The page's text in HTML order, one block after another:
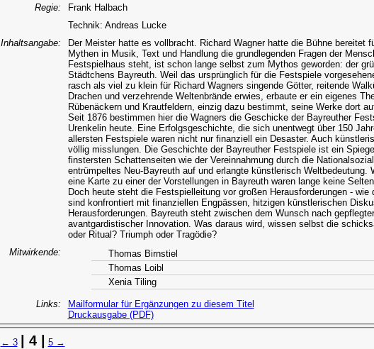
Regie:
Frank Halbach
Technik: Andreas Lucke
Inhaltsangabe:
Der Meister hatte es vollbracht. Richard Wagner hatte die Bühne bereitet
Mythen in Musik, Text und Handlung die grundlegenden Fragen der
Festspielhaus steht, ist schon lange selbst zum Mythos geworden: der
Städtchens Bayreuth. Weil das ursprünglich für die Festspiele
rasch als viel zu klein für Richard Wagners singende Götter, reitende
Drachen und verzehrende Weltenbrände erwies, erbaute er ein eigenes
Rübenäckern und Krautfeldern, einzig dazu bestimmt, seine Werke dort
Seit 1876 bestimmen hier die Wagners die Geschicke der Bayreuther
Urenkelin heute. Eine Erfolgsgeschichte, die sich unentwegt über 150
allersten Festspiele waren nicht nur finanziell ein Desaster. Auch
völlig misslungen. Die Geschichte der Bayreuther Festspiele ist ein
finstersten Schattenseiten wie der Vereinnahmung durch die
entrümpeltes Neu-Bayreuth auf und erlangte künstlerisch Weltbedeutung.
eine Karte zu einer der Vorstellungen in Bayreuth waren lange keine
Doch heute steht die Festspielleitung vor großen Herausforderungen -
sind konfrontiert mit finanziellen Engpässen, hitzigen künstlerischen
Herausforderungen. Bayreuth steht zwischen dem Wunsch nach
avantgardistischer Innovation. Was daraus wird, wissen selbst die
oder Ritual? Triumph oder Tragödie?
Mitwirkende:
Thomas Birnstiel
Thomas Loibl
Xenia Tiling
Links:
Mailformular für Ergänzungen zu diesem Titel
Druckausgabe (PDF)
← 3 | 4 | 5 →